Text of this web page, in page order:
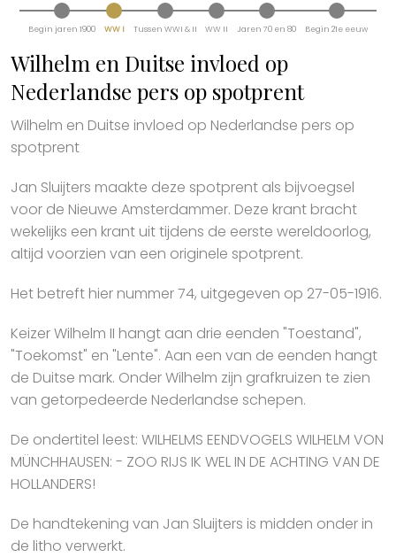
Begin jaren 1900 WW I Tussen WWI & II WW II Jaren 70 en 80 Begin 21e eeuw
Wilhelm en Duitse invloed op
Nederlandse pers op spotprent
Wilhelm en Duitse invloed op Nederlandse pers op
spotprent
Jan Sluijters maakte deze spotprent als bijvoegsel
voor de Nieuwe Amsterdammer. Deze krant bracht
wekelijks een krant uit tijdens de eerste wereldoorlog,
altijd voorzien van een originele spotprent.
Het betreft hier nummer 74, uitgegeven op 27-05-1916.
Keizer Wilhelm II hangt aan drie eenden "Toestand",
"Toekomst" en "Lente". Aan een van de eenden hangt
de Duitse mark. Onder Wilhelm zijn grafkruizen te zien
van getorpedeerde Nederlandse schepen.
De ondertitel leest: WILHELMS EENDVOGELS WILHELM VON
MÜNCHHAUSEN: - ZOO RIJS IK WEL IN DE ACHTING VAN DE
HOLLANDERS!
De handtekening van Jan Sluijters is midden onder in
de litho verwerkt.